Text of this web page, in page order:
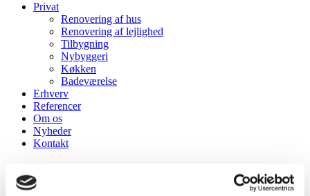
Privat
Renovering af hus
Renovering af lejlighed
Tilbygning
Nybyggeri
Køkken
Badeværelse
Erhverv
Referencer
Om os
Nyheder
Kontakt